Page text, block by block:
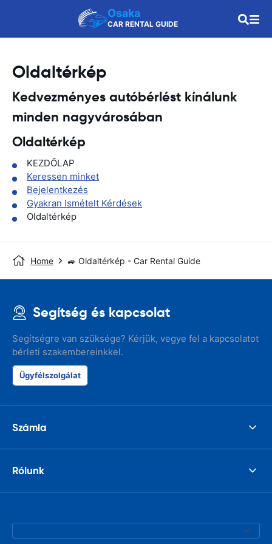
Osaka
CAR RENTAL GUIDE
Oldaltérkép
Kedvezményes autóbérlést kínálunk
minden nagyvárosában
Oldaltérkép
KEZDŐLAP
Keressen minket
Bejelentkezés
Gyakran Ismételt Kérdések
Oldaltérkép
Home 🚙 Oldaltérkép - Car Rental Guide
Segítség és kapcsolat
Segítségre van szüksége? Kérjük, vegye fel a kapcsolatot
bérleti szakembereinkkel.
Ügyfélszolgálat
Számla
Rólunk